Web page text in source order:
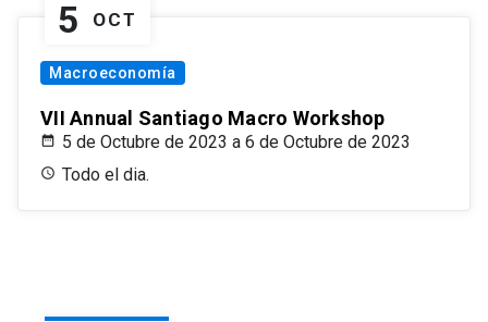
5 OCT
Macroeconomía
VII Annual Santiago Macro Workshop
5 de Octubre de 2023 a 6 de Octubre de 2023
Todo el dia.